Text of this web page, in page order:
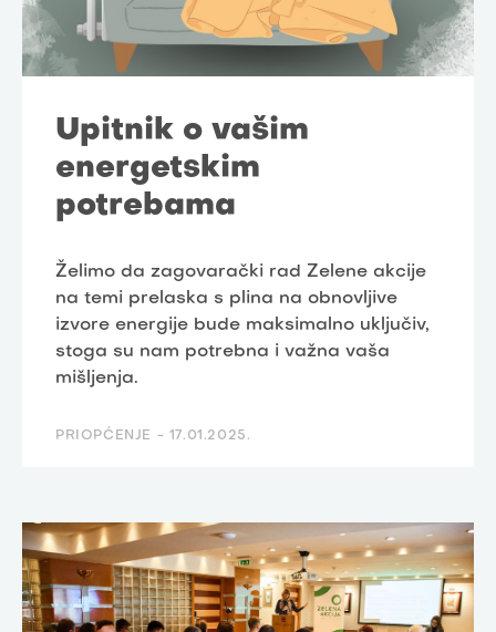
Upitnik o vašim
energetskim
potrebama
Želimo da zagovarački rad Zelene akcije
na temi prelaska s plina na obnovljive
izvore energije bude maksimalno uključiv,
stoga su nam potrebna i važna vaša
mišljenja.
PRIOPĆENJE - 17.01.2025.